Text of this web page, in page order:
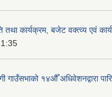
कार्यक्रम, बजेट वक्त्व्य एवं
१४औँ अधिवेशनद्वारा